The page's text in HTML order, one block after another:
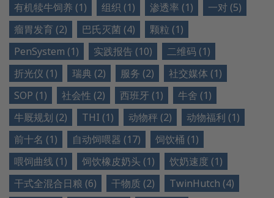
有机犊牛饲养 (1)
组织 (1) 渗透率 (1)
一对 (5)
瘤胃发育 (2)
巴氏灭菌 (4)
颗粒 (1)
PenSystem (1)
实践报告 (10)
二维码 (1)
折光仪 (1)
瑞典 (2) 服务 (2)
社交媒体 (1)
SOP (1)
社会性 (2) 西班牙 (1)
牛舍 (1)
牛厩规划 (2)
THI (1) 动物秤 (2)
动物福利 (1)
前十名 (1)
自动饲喂器 (17)
饲饮桶 (1)
喂饲曲线 (1)
饲饮橡皮奶头 (1)
饮奶速度 (1)
干式全混合日粮 (6)
干物质 (2)
TwinHutch (4)